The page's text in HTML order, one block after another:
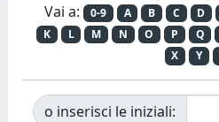
Vai a: 0-9 A B C D
K
L M N O P Q
X
Y
o inserisci le iniziali: